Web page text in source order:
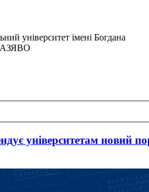
університет імені Богдана
університетам новий